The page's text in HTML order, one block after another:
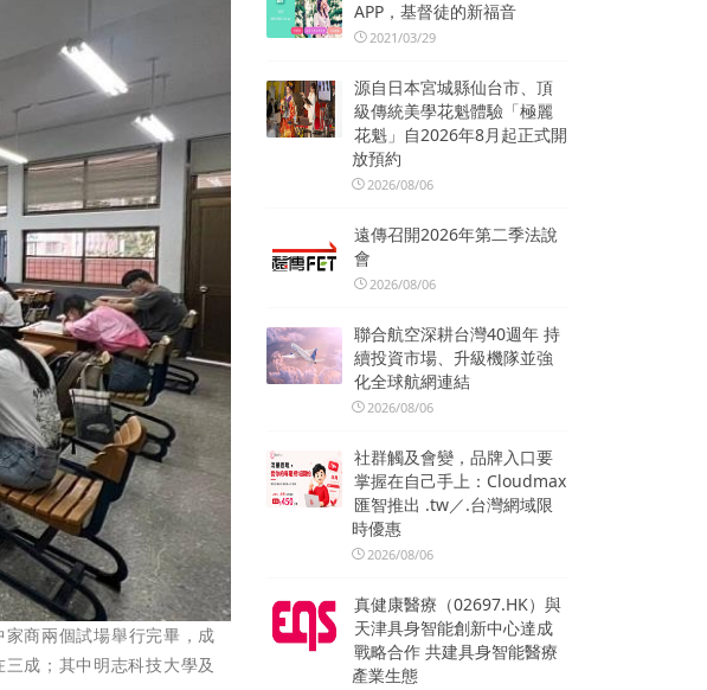
商兩個試場舉行完畢，成
成；其中明志科技大學及
APP，基督徒的新福音
2021/03/29
源自日本宮城縣仙台市、頂
級傳統美學花魁體驗「極麗
花魁」自2026年8月起正式開
放預約
2026/08/06
遠傳召開2026年第二季法說
會
2026/08/06
聯合航空深耕台灣40週年 持
續投資市場、升級機隊並強
化全球航網連結
2026/08/06
社群觸及會變，品牌入口要
掌握在自己手上：Cloudmax
匯智推出 .tw／.台灣網域限
時優惠
2026/08/06
真健康醫療（02697.HK）與
天津具身智能創新中心達成
戰略合作 共建具身智能醫療
產業生態